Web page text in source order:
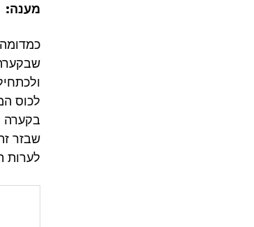
מענה:
לכוס
בקערה
שבזר
לערות